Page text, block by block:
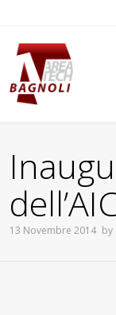
13 Novembre 2014 by